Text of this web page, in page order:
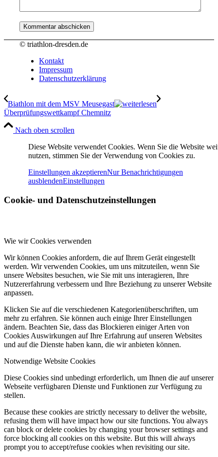
© triathlon-dresden.de
Kontakt
Impressum
Datenschutzerklärung
Biathlon mit dem MSV Meusegast
Überprüfungswettkampf Chemnitz
Nach oben scrollen
Diese Website verwendet Cookies. Wenn Sie die Website
nutzen, stimmen Sie der Verwendung von Cookies zu.
Einstellungen akzeptierenNur Benachrichtigungen
ausblendenEinstellungen
Cookie- und Datenschutzeinstellungen
Wie wir Cookies verwenden
Wir können Cookies anfordern, die auf Ihrem Gerät eingestellt
werden. Wir verwenden Cookies, um uns mitzuteilen, wenn Sie
unsere Websites besuchen, wie Sie mit uns interagieren, Ihre
Nutzererfahrung verbessern und Ihre Beziehung zu unserer Website
anpassen.
Klicken Sie auf die verschiedenen Kategorienüberschriften, um
mehr zu erfahren. Sie können auch einige Ihrer Einstellungen
ändern. Beachten Sie, dass das Blockieren einiger Arten von
Cookies Auswirkungen auf Ihre Erfahrung auf unseren Websites
und auf die Dienste haben kann, die wir anbieten können.
Notwendige Website Cookies
Diese Cookies sind unbedingt erforderlich, um Ihnen die auf unserer
Webseite verfügbaren Dienste und Funktionen zur Verfügung zu
stellen.
Because these cookies are strictly necessary to deliver the website,
refusing them will have impact how our site functions. You always
can block or delete cookies by changing your browser settings and
force blocking all cookies on this website. But this will always
prompt you to accept/refuse cookies when revisiting our site.